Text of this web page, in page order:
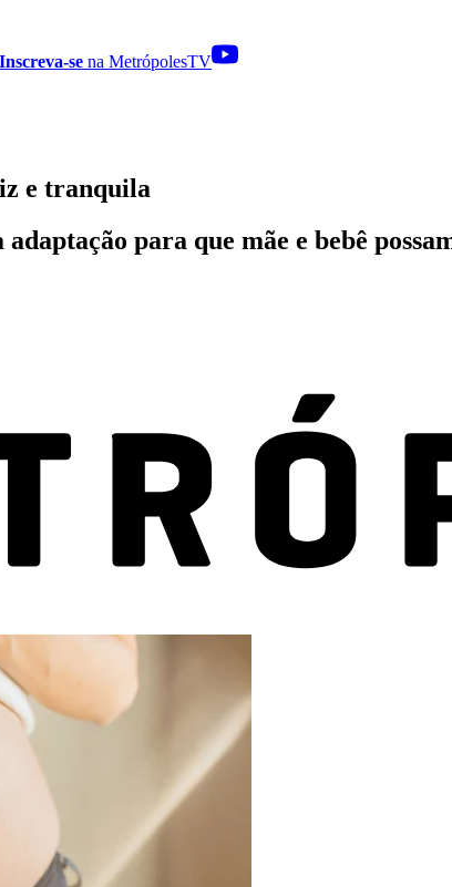
Inscreva-se na MetrópolesTV
e tranquila
para que mãe e bebê